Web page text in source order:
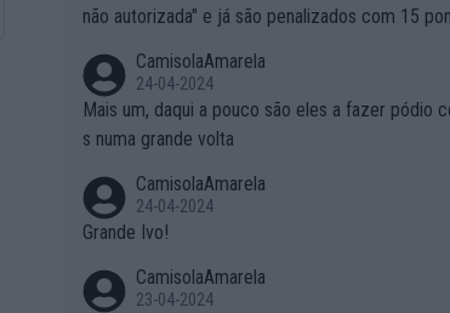
não autorizada" e já são penalizados com 15
entende... Mas penalizar os atletas retirando-lhes
to é roubar na secretaria o que os atletas
da!
CamisolaAmarela
24-04-2024
Mais um, daqui a pouco são eles a fazer pódio
s numa grande volta
CamisolaAmarela
24-04-2024
Grande Ivo!
CamisolaAmarela
23-04-2024